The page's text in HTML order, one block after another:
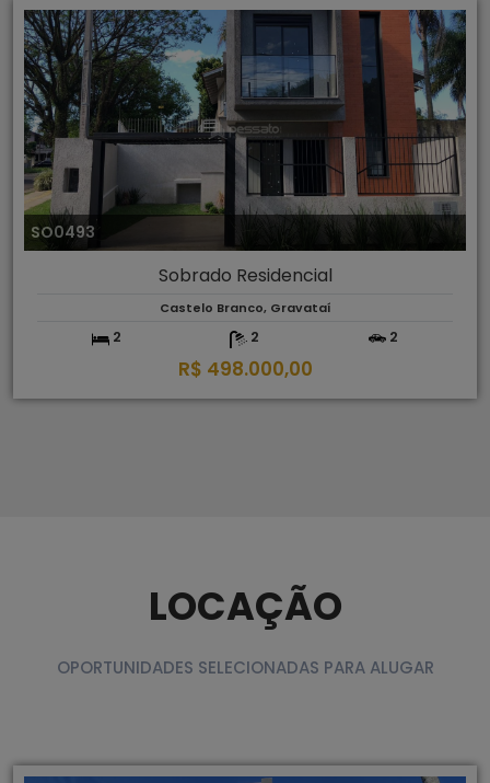
SO0493
Sobrado Residencial
Castelo Branco, Gravataí
2 2 2
R$ 498.000,00
LOCAÇÃO
OPORTUNIDADES SELECIONADAS PARA ALUGAR